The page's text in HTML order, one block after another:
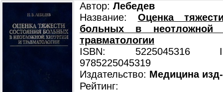
Автор: Лебедев
Название: Оценка
больных в неотложной
травматологии
ISBN: 5225045316
9785225045319
Издательство: Медицина
Рейтинг: